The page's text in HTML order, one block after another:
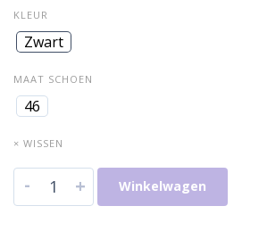
KLEUR
Zwart
MAAT SCHOEN
46
× WISSEN
- + Winkelwagen